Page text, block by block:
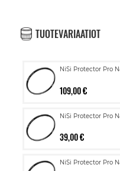
TUOTEVARIAATIOT
NiSi Protector Pro
109,00 €
NiSi Protector Pro
39,00 €
NiSi Protector Pro